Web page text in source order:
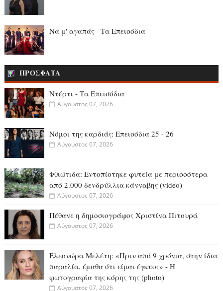
Να μ' αγαπάς - Τα Επεισόδια
ΠΡΟΣΦΑΤΑ
Ντέρτι - Τα Επεισόδια
Αύγουστος 07, 2026
Νόμοι της καρδιάς: Επεισόδια 25 - 26
Αύγουστος 07, 2026
Φθιώτιδα: Εντοπίστηκε φυτεία με περισσότερα
από 2.000 δενδρύλλια κάνναβης (video)
Αύγουστος 07, 2026
Πέθανε η δημοσιογράφος Χριστίνα Πιτουρά
Αύγουστος 07, 2026
Ελεονώρα Μελέτη: «Πριν από 9 χρόνια, στην ίδια
παραλία, έμαθα ότι είμαι έγκυος» - Η
φωτογραφία της κόρης της (photo)
Αύγουστος 07, 2026